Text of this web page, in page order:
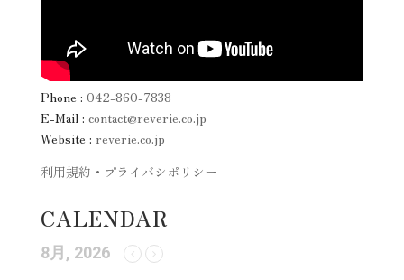
Phone : 042-860-7838
E-Mail : contact@reverie.co.jp
Website : reverie.co.jp
利用規約・プライバシポリシー
CALENDAR
8月, 2026